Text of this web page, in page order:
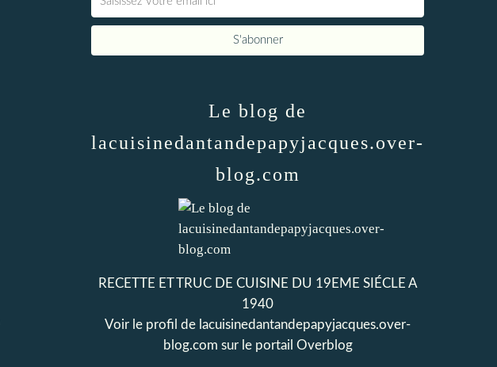
Le blog de
lacuisinedantandepapyjacques.over-
blog.com
RECETTE ET TRUC DE CUISINE DU 19EME SIÉCLE A
1940
Voir le profil de lacuisinedantandepapyjacques.over-
blog.com sur le portail Overblog